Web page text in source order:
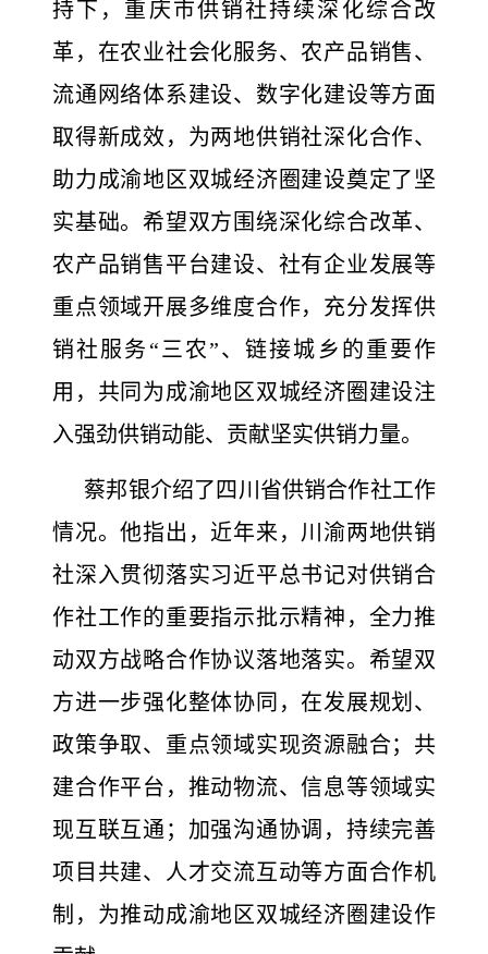
持下，重庆市供销社持续深化综合改
革，在农业社会化服务、农产品销售、
流通网络体系建设、数字化建设等方面
取得新成效，为两地供销社深化合作、
助力成渝地区双城经济圈建设奠定了坚
实基础。希望双方围绕深化综合改革、
农产品销售平台建设、社有企业发展等
重点领域开展多维度合作，充分发挥供
销社服务“三农”、链接城乡的重要作
用，共同为成渝地区双城经济圈建设注
入强劲供销动能、贡献坚实供销力量。
蔡邦银介绍了四川省供销合作社工作
情况。他指出，近年来，川渝两地供销
社深入贯彻落实习近平总书记对供销合
作社工作的重要指示批示精神，全力推
动双方战略合作协议落地落实。希望双
方进一步强化整体协同，在发展规划、
政策争取、重点领域实现资源融合；共
建合作平台，推动物流、信息等领域实
现互联互通；加强沟通协调，持续完善
项目共建、人才交流互动等方面合作机
制，为推动成渝地区双城经济圈建设作